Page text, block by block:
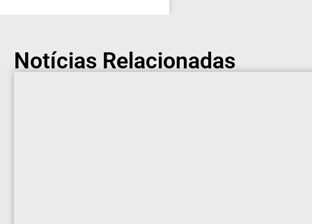
Notícias Relacionadas